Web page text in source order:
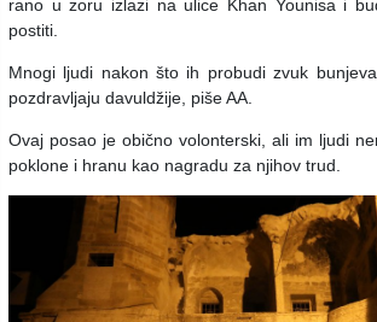
rano u zoru izlazi na ulice Khan Younisa i
postiti.
Mnogi ljudi nakon što ih probudi zvuk
pozdravljaju davuldžije, piše AA.
Ovaj posao je obično volonterski, ali im ljudi
poklone i hranu kao nagradu za njihov trud.